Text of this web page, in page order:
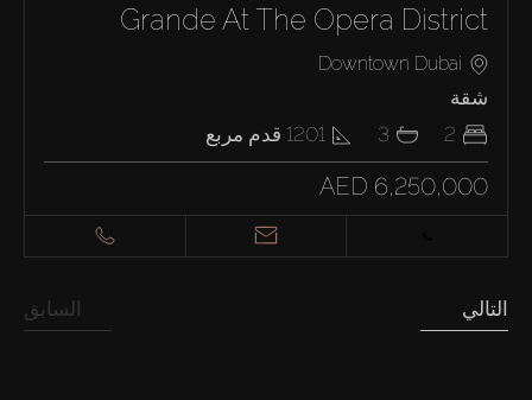
Grande At The Opera District
Downtown Dubai
شقة
2
3
1201 قدم مربع
AED 6,250,000
السابق التالي